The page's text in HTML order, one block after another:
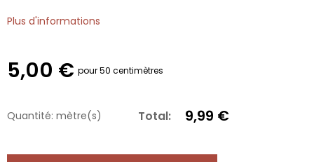
Plus d'informations
5,00 € pour 50 centimètres
Quantité: mètre(s) Total: 9,99 €